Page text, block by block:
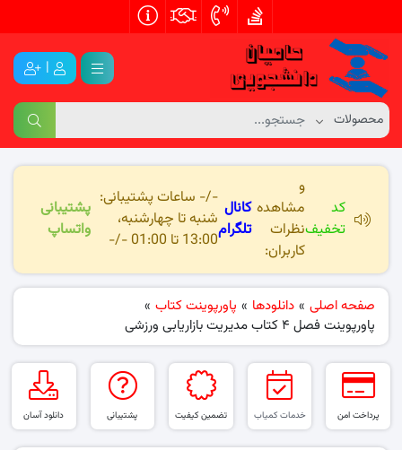
|
کد
تخفیف
و
مشاهده
نظرات
کاربران:
کانال
تلگرام
-/- ساعات پشتیبانی:
شنبه تا چهارشنبه،
13:00 تا 01:00 -/-
پشتیبانی
واتساپ
صفحه اصلی » دانلودها » پاورپوینت کتاب »
پاورپوینت فصل ۴ کتاب مدیریت بازاریابی ورزشی
پرداخت امن خدمات کمیاب تضمین کیفیت پشتیبانی دانلود آسان